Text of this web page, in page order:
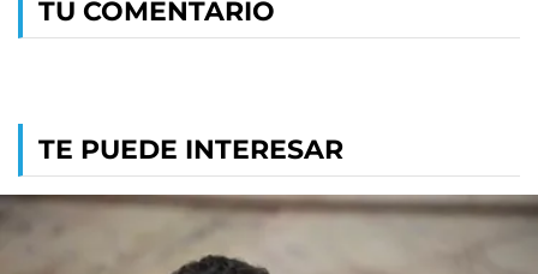
TU COMENTARIO
TE PUEDE INTERESAR